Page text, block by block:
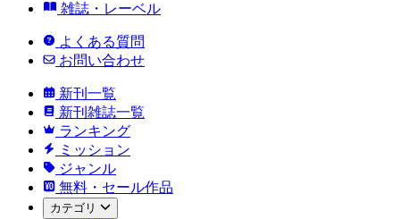
雑誌・レーベル
よくある質問
お問い合わせ
新刊一覧
新刊雑誌一覧
ランキング
ミッション
ジャンル
無料・セール作品
カテゴリ